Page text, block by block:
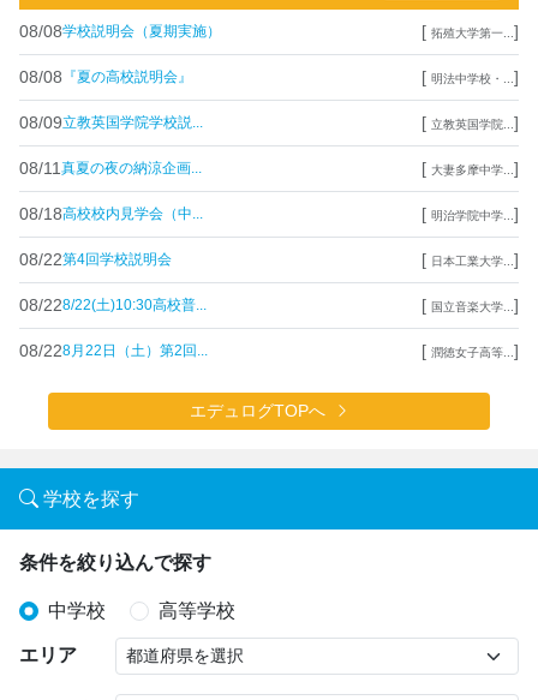
08/08学校説明会（夏期実施） [ 拓殖大学第一... ]
08/08 『夏の高校説明会』 [ 明法中学校・... ]
08/09立教英国学院学校説... [ 立教英国学院... ]
08/11 真夏の夜の納涼企画... [ 大妻多摩中学... ]
08/18高校校内見学会（中... [ 明治学院中学... ]
08/22第4回学校説明会 [ 日本工業大学... ]
08/228/22(土)10:30高校普... [ 国立音楽大学... ]
08/228月22日（土）第2回... [ 潤徳女子高等... ]
エデュログTOPへ
学校を探す
条件を絞り込んで探す
中学校 高等学校
エリア